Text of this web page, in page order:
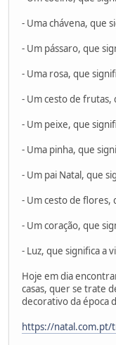
- Uma chávena, que
- Um pássaro, que
- Uma rosa, que
- Um cesto de frutas,
- Um peixe, que
- Uma pinha, que
- Um pai Natal, que
- Um cesto de flores,
- Um coração, que
- Luz, que significa a
Hoje em dia
casas, quer se trate
decorativo da época
https://natal.com.pt/